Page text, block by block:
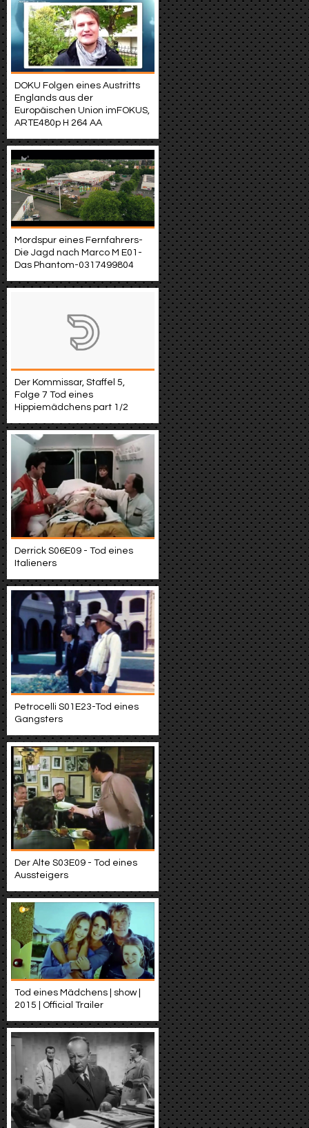
DOKU Folgen eines Austritts
Englands aus der
Europäischen Union imFOKUS,
ARTE480p H 264 AA
Mordspur eines Fernfahrers-
Die Jagd nach Marco M E01-
Das Phantom-0317499804
Der Kommissar, Staffel 5,
Folge 7 Tod eines
Hippiemädchens part 1/2
Derrick S06E09 - Tod eines
Italieners
Petrocelli S01E23-Tod eines
Gangsters
Der Alte S03E09 - Tod eines
Aussteigers
Tod eines Mädchens | show |
2015 | Official Trailer